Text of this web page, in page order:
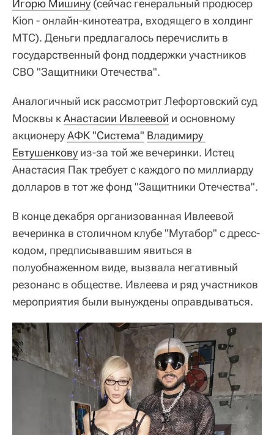
Игорю Мишину (сейчас генеральный продюсер
Kion - онлайн-кинотеатра, входящего в холдинг
МТС). Деньги предлагалось перечислить в
государственный фонд поддержки участников
СВО "Защитники Отечества".
Аналогичный иск рассмотрит Лефортовский суд
Москвы кАнастасии Ивлеевой и основному
акционеруАФК "Система" Владимиру
Евтушенкову из-за той же вечеринки. Истец
Анастасия Пак требует с каждого по миллиарду
долларов в тот же фонд "Защитники Отечества".
В конце декабря организованная Ивлеевой
вечеринка в столичном клубе "Мутабор" с дресс-
кодом, предписывавшим явиться в
полуобнаженном виде, вызвала негативный
резонанс в обществе. Ивлеева и ряд участников
мероприятия были вынуждены оправдываться.